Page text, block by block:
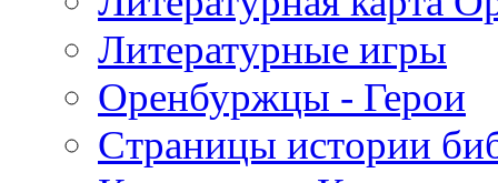
Литературные игры
Оренбуржцы - Герои
Страницы истории